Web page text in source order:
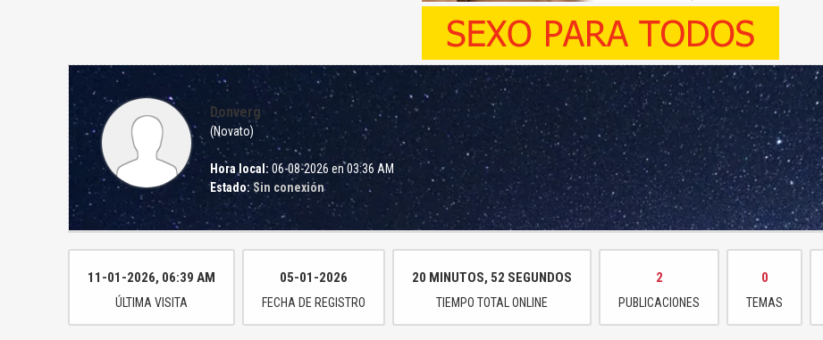
Donverg
(Novato)
Hora local: 06-08-2026 en 03:36 AM
Estado: Sin conexión
11-01-2026, 06:39 AM
ÚLTIMA VISITA
05-01-2026
FECHA DE REGISTRO
20 MINUTOS, 52 SEGUNDOS
TIEMPO TOTAL ONLINE
2
PUBLICACIONES
0
TEMAS